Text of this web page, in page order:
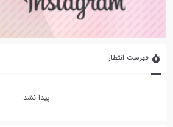
فهرست انتظار
پیدا نشد